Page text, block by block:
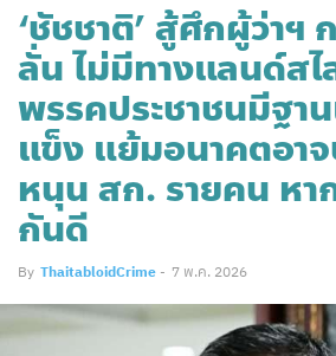
‘ชัชชาติ’ สู้ศึกผู้ว่าฯ
ลั่น ไม่มีทางแลนด์สไ
พรรคประชาชนมีฐา
แข็ง แย้มอนาคตอาจ
หนุน สก. รายคน หา
กันดี
By ThaitabloidCrime - 7 พ.ค. 2026